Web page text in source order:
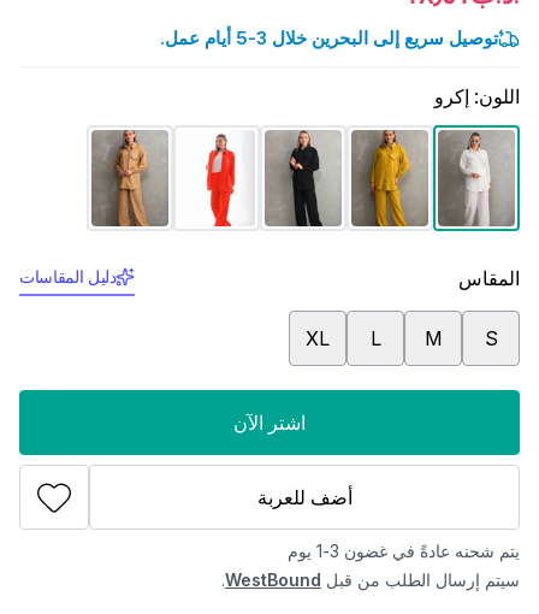
توصيل سريع إلى البحرين خلال 3-5 أيام عمل.
اللون: إكرو
المقاس دليل المقاسات
S
M
L
XL
اشتر الآن
أضف للعربة
يتم شحنه عادةً في غضون 3-1 يوم
سيتم إرسال الطلب من قبل WestBound
.